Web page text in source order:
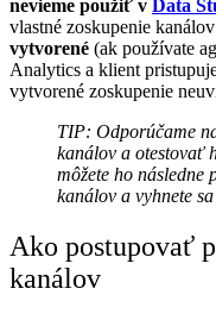
nevieme použiť v Data
vlastné zoskupenie kanálov
vytvorené (ak používate
Analytics a klient
vytvorené zoskupenie
TIP: Odporúčame
kanálov a otestovať
môžete ho následne
kanálov a vyhnete
Ako postupovať
kanálov